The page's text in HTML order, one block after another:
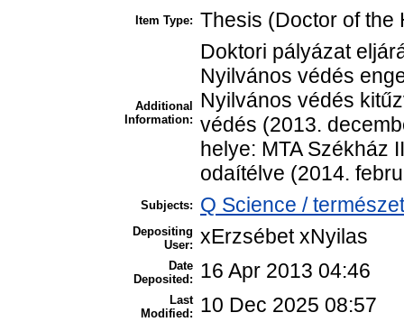
Item Type: Thesis (Doctor of the
Additional
Information:
Doktori pályázat
Nyilvános védés
Nyilvános védés
védés (2013.
helye: MTA Székház
odaítélve (2014.
Subjects: Q Science /
Depositing
User: xErzsébet xNyilas
Date
Deposited:
16 Apr 2013 04:46
Last
Modified:
10 Dec 2025 08:57